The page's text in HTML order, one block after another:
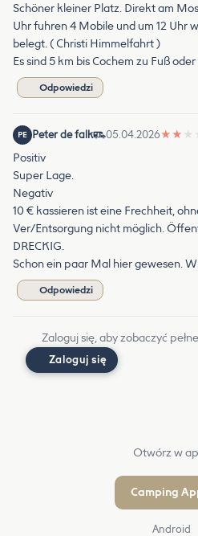
Schöner kleiner Platz. Direkt am
Uhr fuhren 4 Mobile und um 12 Uhr
belegt. ( Christi Himmelfahrt )
Es sind 5 km bis Cochem zu Fuß
Odpowiedzi
PE Peter de falk 05.04.2026★ ★ ★
Positiv
Super Lage.
Negativ
10 € kassieren ist eine Frechheit,
Ver/Entsorgung nicht möglich.
DRECKIG.
Schon ein paar Mal hier gewesen.
Odpowiedzi
Zaloguj się, aby zobaczyć
Zaloguj się
Otwórz w
Camping
Android